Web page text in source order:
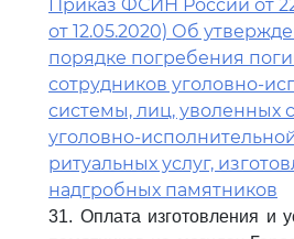
Приказ ФСИН России от
от 12.05.2020) Об
порядке погребения
сотрудников уголовно-
системы, лиц, уволенных
уголовно-
ритуальных услуг,
надгробных памятников
31. Оплата изготовления и